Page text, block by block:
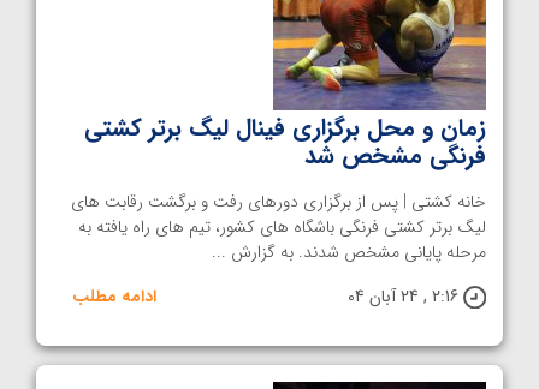
زمان و محل برگزاری فینال لیگ برتر کشتی
فرنگی مشخص شد
خانه کشتی | پس از برگزاری دورهای رفت و برگشت رقابت های
لیگ برتر کشتی فرنگی باشگاه های کشور، تیم های راه یافته به
مرحله پایانی مشخص شدند. به گزارش ...
2:16 , 24 آبان 04
ادامه مطلب